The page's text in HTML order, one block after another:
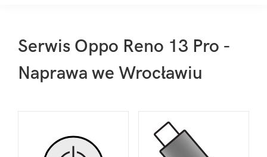
Serwis Oppo Reno 13 Pro -
Naprawa we Wrocławiu